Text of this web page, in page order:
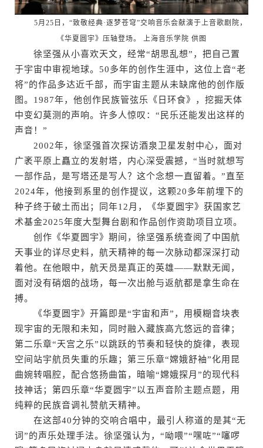
5月25日，“致敬经典·逐梦苍穹”交响音乐会献演于上音歌剧院，
《华夏圆宇》压轴登场。 上海音乐学院 供图
徐坚强从小喜欢天文，经常“胡思乱想”，把自己置
于宇宙中审视地球。50多年的创作生涯中，这位上音“老
将”的作品多达近千部，而宇宙主题从未缺席他的创作版
图。1987年，他创作民族管弦乐《日环食》，挖掘天体
中变幻莫测的声响。许多人惊叹：“民乐还能发出这样的
声音！”
2002年，徐坚强首次探访酒泉卫星发射中心，面对
广袤平原上矗立的发射塔，内心深受震撼，“当时就想写
一部作品，是写塔还是写人？这个念想一直留着。”直至
2024年，他接到系里的创作提议，这颗20多年前埋下的
种子终于破土而出；同年12月，《华夏圆宇》获国家艺
术基金2025年度大型舞台剧和作品创作资助项目立项。
创作《华夏圆宇》期间，徐坚强系统查阅了中国航
天事业的详尽史料，航天精神的每一次脉动都深深打动
着他。在他眼中，航天员是真正的英雄——默默无闻，
面对没有硝烟的战场，每一次出舱与返航都是拿生命在
搏。
《华夏圆宇》开篇即是“宇宙和声”，用模糊音块表
现宇宙的无限和未知，同时融入藏族高亢悠远的音律；
第二乐章“天宫之乐”以跳跃的节奏和轻快的旋律，表现
空间站宇航员失重的乐趣；第三乐章“嫦娥舒袖”化用昆
曲婉转唱腔，配合悠扬曲笛，暗喻“嫦娥探月”的现代科
技神话；第四乐章“华夏圆宇”以五声音阶主题点题，用
纯粹的民族音调礼赞航天精神。
在这部40分钟的交响合唱中，最引人称道的是其“无
词”的声乐处理手法。徐坚强认为，“呦喂”“嘿咗”“噻啰